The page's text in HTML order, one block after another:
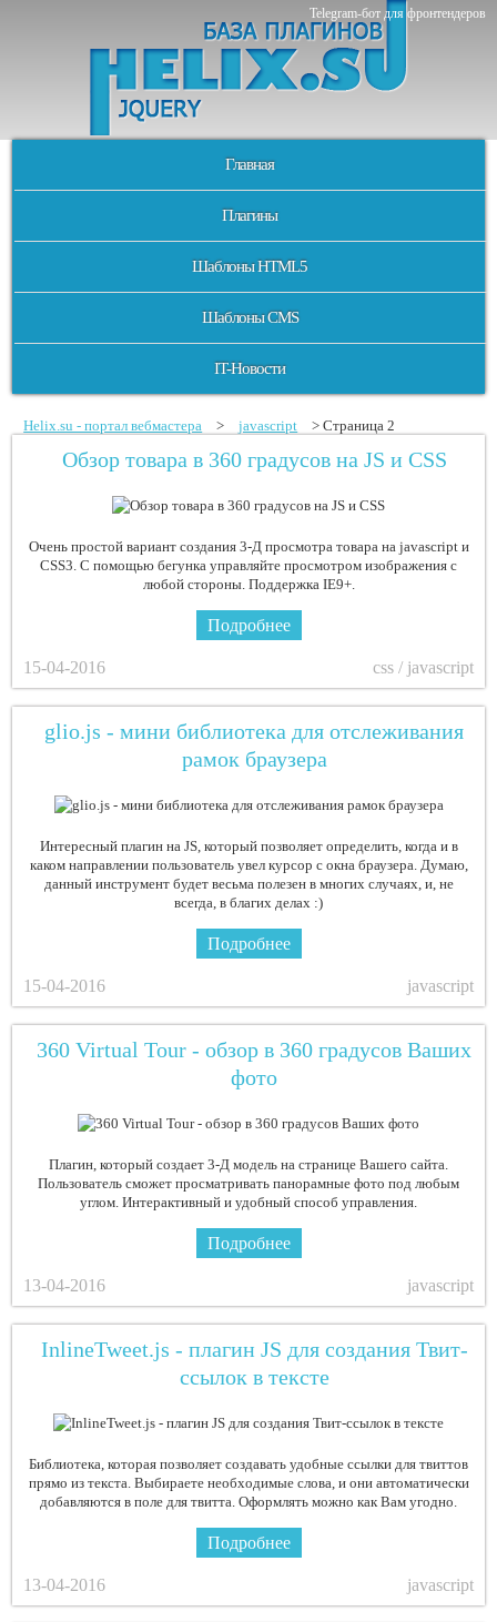
Telegram-бот для фронтендеров
Главная
Плагины
Шаблоны HTML5
Шаблоны CMS
IT-Новости
Helix.su - портал вебмастера > javascript > Страница 2
Обзор товара в 360 градусов на JS и CSS
Очень простой вариант создания 3-Д просмотра товара на javascript и
CSS3. С помощью бегунка управляйте просмотром изображения с
любой стороны. Поддержка IE9+.
Подробнее
15-04-2016 css / javascript
glio.js - мини библиотека для отслеживания
рамок браузера
Интересный плагин на JS, который позволяет определить, когда и в
каком направлении пользователь увел курсор с окна браузера. Думаю,
данный инструмент будет весьма полезен в многих случаях, и, не
всегда, в благих делах :)
Подробнее
15-04-2016 javascript
360 Virtual Tour - обзор в 360 градусов Ваших
фото
Плагин, который создает 3-Д модель на странице Вашего сайта.
Пользователь сможет просматривать панорамные фото под любым
углом. Интерактивный и удобный способ управления.
Подробнее
13-04-2016 javascript
InlineTweet.js - плагин JS для создания Твит-
ссылок в тексте
Библиотека, которая позволяет создавать удобные ссылки для твиттов
прямо из текста. Выбираете необходимые слова, и они автоматически
добавляются в поле для твитта. Оформлять можно как Вам угодно.
Подробнее
13-04-2016 javascript